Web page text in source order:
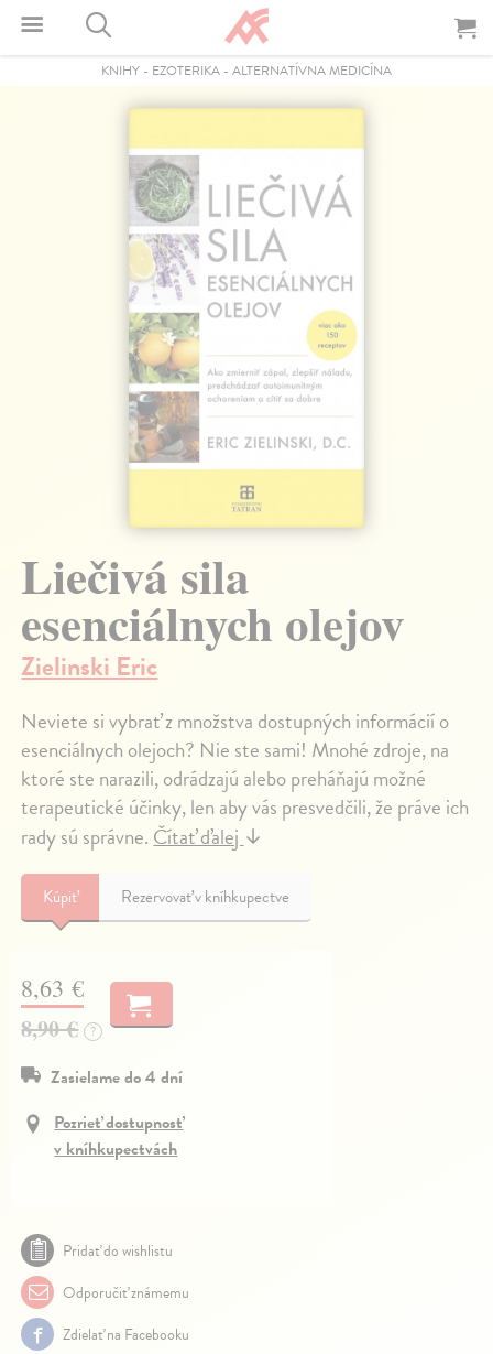
KNIHY - EZOTERIKA - ALTERNATÍVNA MEDICÍNA
Liečivá sila
esenciálnych olejov
Zielinski Eric
Neviete si vybrať z množstva dostupných informácií o
esenciálnych olejoch? Nie ste sami! Mnohé zdroje, na
ktoré ste narazili, odrádzajú alebo preháňajú možné
terapeutické účinky, len aby vás presvedčili, že práve ich
rady sú správne.Čítať ďalej↓
Kúpiť Rezervovať v kníhkupectve
8,63 €
8,90 € ?
Zasielame do 4 dní
Pozrieť dostupnosť
v kníhkupectvách
Pridať do wishlistu
Odporučiť známemu
Zdielať na Facebooku